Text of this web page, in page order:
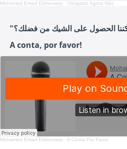
Mohamed Emad Elshenawy · Obrigado Agora Não
A conta, por favor!
Mohamed Emad Elshenawy · A Conta Por Favor